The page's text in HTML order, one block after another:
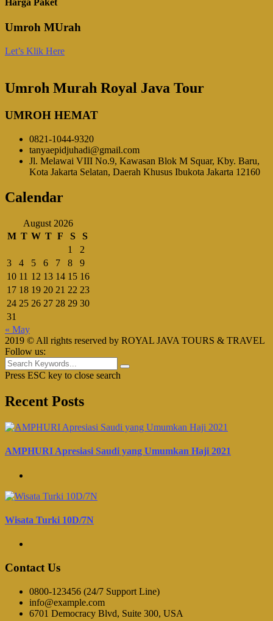
Harga Paket
Umroh MUrah
Let’s Klik Here
Umroh Murah Royal Java Tour
UMROH HEMAT
0821-1044-9320
tanyaepidjuhadi@gmail.com
Jl. Melawai VIII No.9, Kawasan Blok M Squar, Kby. Baru,
Kota Jakarta Selatan, Daerah Khusus Ibukota Jakarta 12160
Calendar
August 2026
M T W T F S
S
1
2
3
4 5 6 7 8
9
10 11 12 13 14 15 16
17 18 19 20 21 22 23
24 25 26 27 28 29 30
31
« May
2019 © All rights reserved by ROYAL JAVA TOURS & TRAVEL
Follow us:
Press ESC key to close search
Recent Posts
AMPHURI Apresiasi Saudi yang Umumkan Haji 2021
Wisata Turki 10D/7N
Contact Us
0800-123456 (24/7 Support Line)
info@example.com
6701 Democracy Blvd, Suite 300, USA